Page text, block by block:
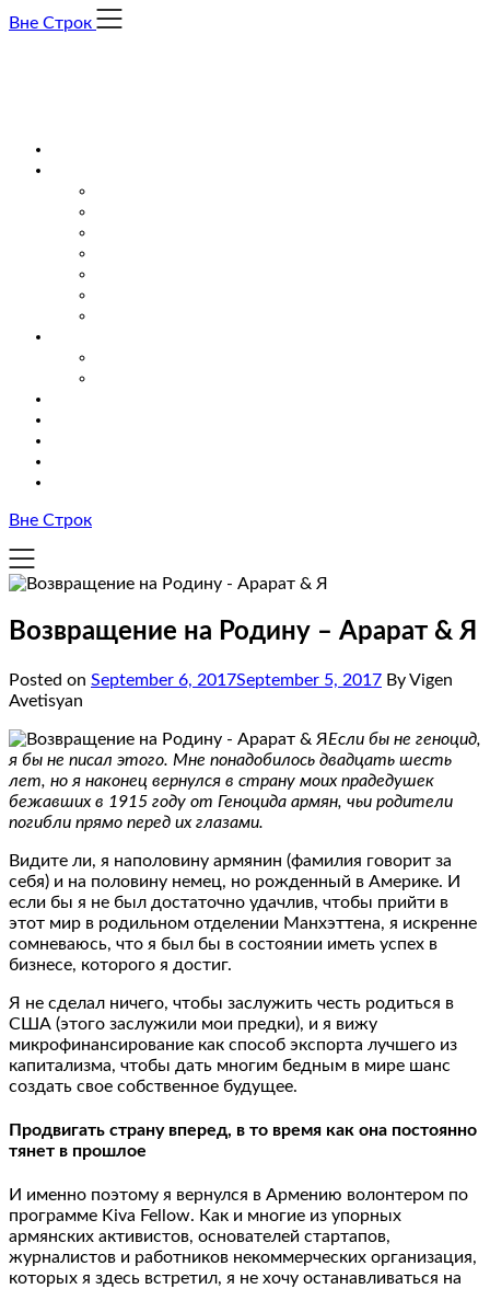
Skip
Вне Строк
Вне Строк
Возвращение на Родину – Арарат & Я
Posted on September 6, 2017September 5, 2017 By Vigen
Avetisyan
Если бы не геноцид,
я бы не писал этого. Мне понадобилось двадцать шесть
лет, но я наконец вернулся в страну моих прадедушек
бежавших в 1915 году от Геноцида армян, чьи родители
погибли прямо перед их глазами.
Видите ли, я наполовину армянин (фамилия говорит за
себя) и на половину немец, но рожденный в Америке. И
если бы я не был достаточно удачлив, чтобы прийти в
этот мир в родильном отделении Манхэттена, я искренне
сомневаюсь, что я был бы в состоянии иметь успех в
бизнесе, которого я достиг.
Я не сделал ничего, чтобы заслужить честь родиться в
США (этого заслужили мои предки), и я вижу
микрофинансирование как способ экспорта лучшего из
капитализма, чтобы дать многим бедным в мире шанс
создать свое собственное будущее.
Продвигать страну вперед, в то время как она постоянно
тянет в прошлое
И именно поэтому я вернулся в Армению волонтером по
программе Kiva Fellow. Как и многие из упорных
армянских активистов, основателей стартапов,
журналистов и работников некоммерческих организация,
которых я здесь встретил, я не хочу останавливаться на